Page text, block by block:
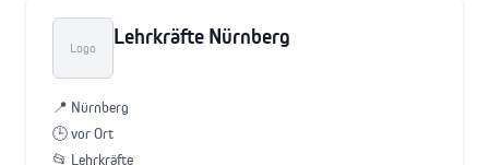
Logo Lehrkräfte Nürnberg
📍 Nürnberg
🕒 vor Ort
📂 Lehrkräfte